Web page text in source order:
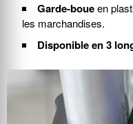
Garde-boueen
les marchandises.
Disponible en 3